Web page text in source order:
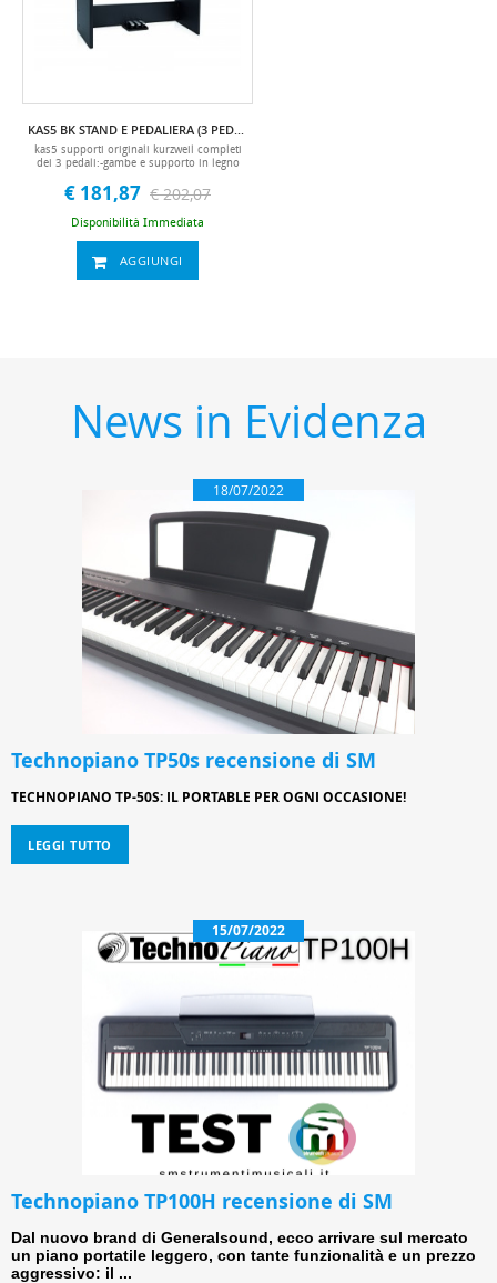
KAS5 BK STAND E PEDALIERA (3 PEDALI) PER KURZWEIL KA90 E KA120
kas5 supporti originali kurzweil completi
dei 3 pedali:-gambe e supporto in legno
kurzweil ka90 e ka120 k120 ka120 piano
digitale, digital piano, pianoforti digitali,
piano, digitale, piani, digitali, portatile,
piani digitali, portatili, kas3, ka90wh, k90,
ka90
€ 181,87 € 202,07
Disponibilità Immediata
AGGIUNGI
News in Evidenza
18/07/2022
Technopiano TP50s recensione di SM
TECHNOPIANO TP-50S: IL PORTABLE PER OGNI OCCASIONE!
LEGGI TUTTO
15/07/2022
Technopiano TP100H recensione di SM
Dal nuovo brand di Generalsound, ecco arrivare sul mercato
un piano portatile leggero, con tante funzionalità e un prezzo
aggressivo: il ...